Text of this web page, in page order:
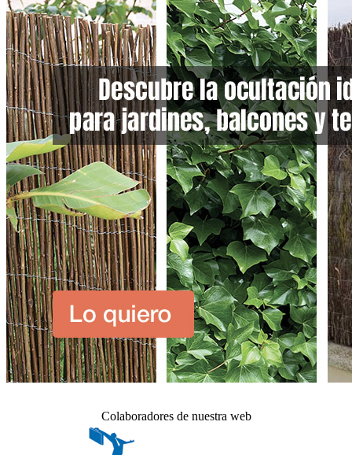
Colaboradores de nuestra web